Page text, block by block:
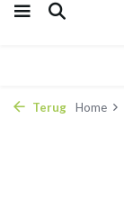
Terug Home